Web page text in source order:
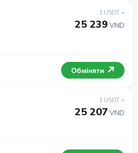
1 USDT =
25 239 VND
Обміняти
1 USDT =
25 207 VND